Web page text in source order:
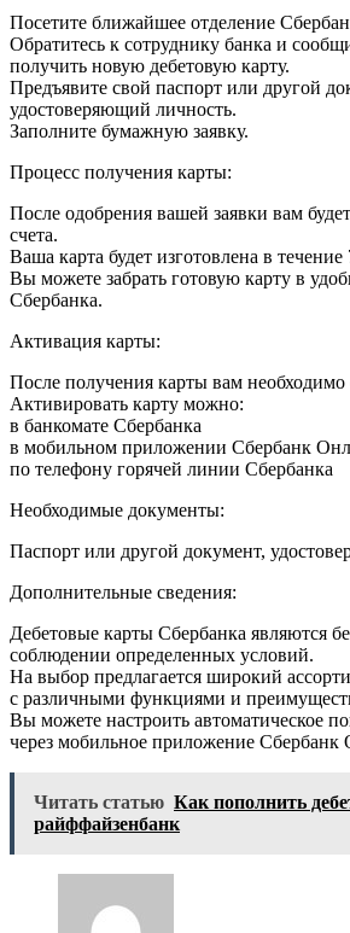
Посетите ближайшее отделение
Обратитесь к сотруднику банка и
получить новую дебетовую карту.
Предъявите свой паспорт или другой
удостоверяющий личность.
Заполните бумажную заявку.
Процесс получения карты:
После одобрения вашей заявки вам
счета.
Ваша карта будет изготовлена в
Вы можете забрать готовую карту в
Сбербанка.
Активация карты:
После получения карты вам необходимо
Активировать карту можно:
в банкомате Сбербанка
в мобильном приложении Сбербанк
по телефону горячей линии Сбербанка
Необходимые документы:
Паспорт или другой документ,
Дополнительные сведения:
Дебетовые карты Сбербанка являются
соблюдении определенных условий.
На выбор предлагается широкий
с различными функциями и
Вы можете настроить автоматическое
через мобильное приложение Сбербанк
Читать статью Как пополнить
райффайзенбанк